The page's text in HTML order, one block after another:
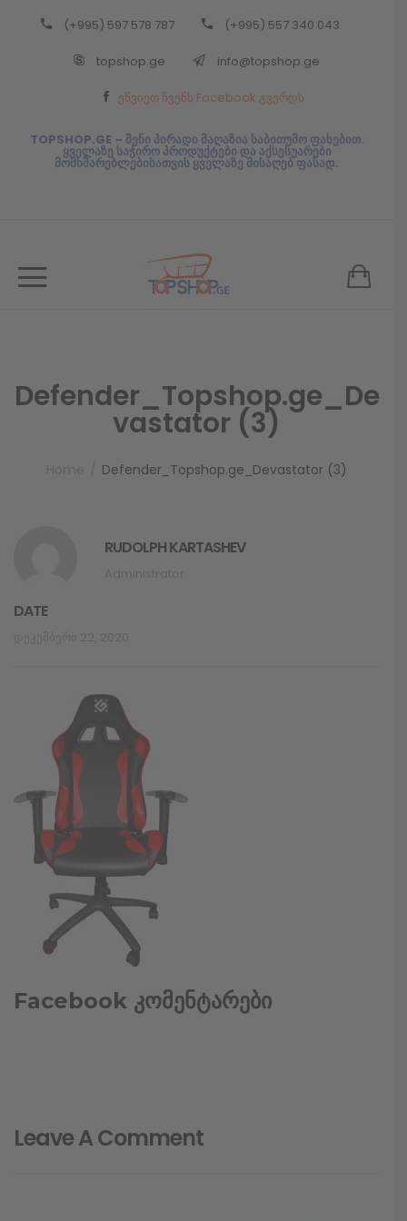
(+995) 597 578 787 (+995) 557 340 043
topshop.ge info@topshop.ge
ეწვიეთ ჩვენს Facebook გვერდს
TOPSHOP.GE – შენი პირადი მაღაზია საბითუმო ფასებით.
ყველაზე საჭირო პროდუქტები და აქსესუარები
მომხმარებლებისათვის ყველაზე მისაღებ ფასად.
Defender_Topshop.ge_De
vastator (3)
Defender_Topshop.ge_Devastator (3)
RUDOLPH KARTASHEV
DATE
Facebook კომენტარები
Leave A Comment
Back